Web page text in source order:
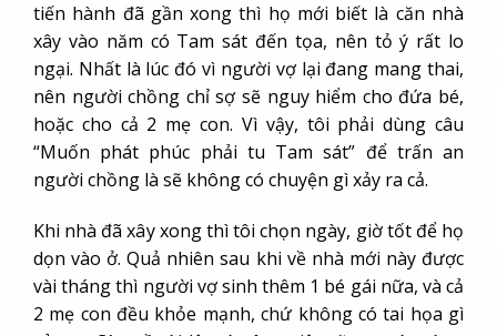
tiến hành đã gần xong thì họ mới biết là căn nhà
xây vào năm có Tam sát đến tọa, nên tỏ ý rất lo
ngại. Nhất là lúc đó vì người vợ lại đang mang thai,
nên người chồng chỉ sợ sẽ nguy hiểm cho đứa bé,
hoặc cho cả 2 mẹ con. Vì vậy, tôi phải dùng câu
“Muốn phát phúc phải tu Tam sát” để trấn an
người chồng là sẽ không có chuyện gì xảy ra cả.
Khi nhà đã xây xong thì tôi chọn ngày, giờ tốt để họ
dọn vào ở. Quả nhiên sau khi về nhà mới này được
vài tháng thì người vợ sinh thêm 1 bé gái nữa, và cả
2 mẹ con đều khỏe mạnh, chứ không có tai họa gì